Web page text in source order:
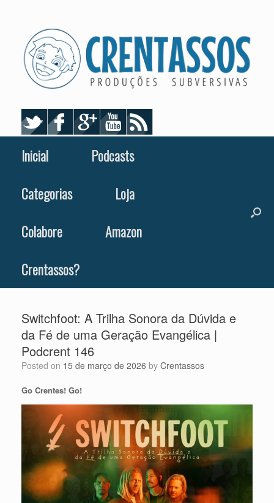
Inicial
Podcasts
Categorias
Loja
Colabore
Amazon
Crentassos?
Switchfoot: A Trilha Sonora da Dúvida e
da Fé de uma Geração Evangélica |
Podcrent 146
Posted on 15 de março de 2026 by Crentassos
Go Crentes! Go!